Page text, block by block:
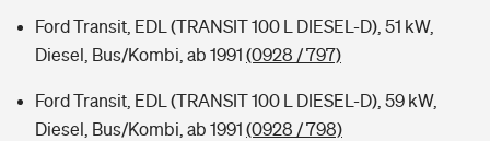
Ford Transit, EDL (TRANSIT 100 L DIESEL-D), 51 kW,
Diesel, Bus/Kombi, ab 1991 (0928 / 797)
Ford Transit, EDL (TRANSIT 100 L DIESEL-D), 59 kW,
Diesel, Bus/Kombi, ab 1991 (0928 / 798)